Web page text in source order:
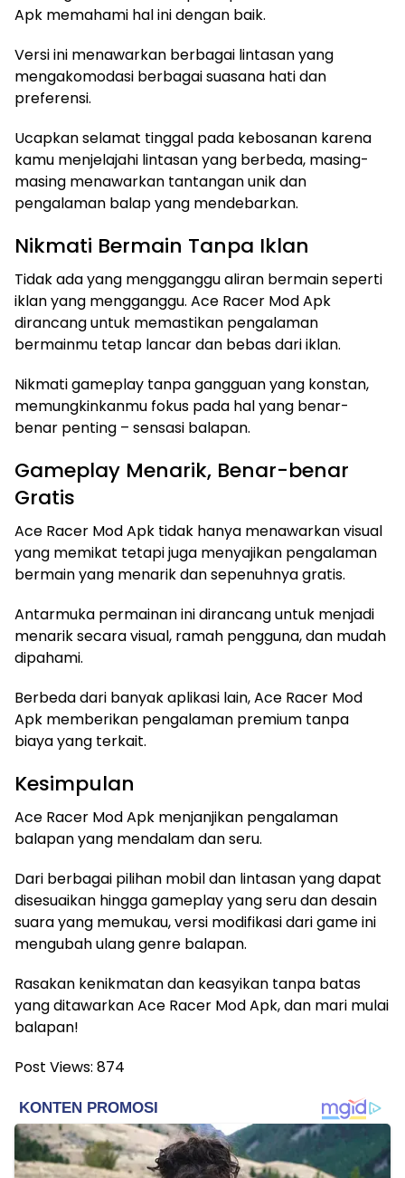
Apk memahami hal ini dengan baik.
Versi ini menawarkan berbagai lintasan yang
mengakomodasi berbagai suasana hati dan
preferensi.
Ucapkan selamat tinggal pada kebosanan karena
kamu menjelajahi lintasan yang berbeda, masing-
masing menawarkan tantangan unik dan
pengalaman balap yang mendebarkan.
Nikmati Bermain Tanpa Iklan
Tidak ada yang mengganggu aliran bermain seperti
iklan yang mengganggu. Ace Racer Mod Apk
dirancang untuk memastikan pengalaman
bermainmu tetap lancar dan bebas dari iklan.
Nikmati gameplay tanpa gangguan yang konstan,
memungkinkanmu fokus pada hal yang benar-
benar penting – sensasi balapan.
Gameplay Menarik, Benar-benar
Gratis
Ace Racer Mod Apk tidak hanya menawarkan visual
yang memikat tetapi juga menyajikan pengalaman
bermain yang menarik dan sepenuhnya gratis.
Antarmuka permainan ini dirancang untuk menjadi
menarik secara visual, ramah pengguna, dan mudah
dipahami.
Berbeda dari banyak aplikasi lain, Ace Racer Mod
Apk memberikan pengalaman premium tanpa
biaya yang terkait.
Kesimpulan
Ace Racer Mod Apk menjanjikan pengalaman
balapan yang mendalam dan seru.
Dari berbagai pilihan mobil dan lintasan yang dapat
disesuaikan hingga gameplay yang seru dan desain
suara yang memukau, versi modifikasi dari game ini
mengubah ulang genre balapan.
Rasakan kenikmatan dan keasyikan tanpa batas
yang ditawarkan Ace Racer Mod Apk, dan mari mulai
balapan!
Post Views: 874